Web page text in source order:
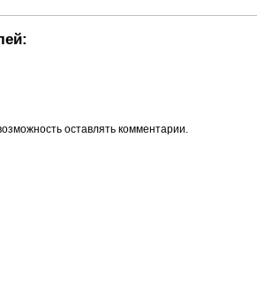
оставлять комментарии.